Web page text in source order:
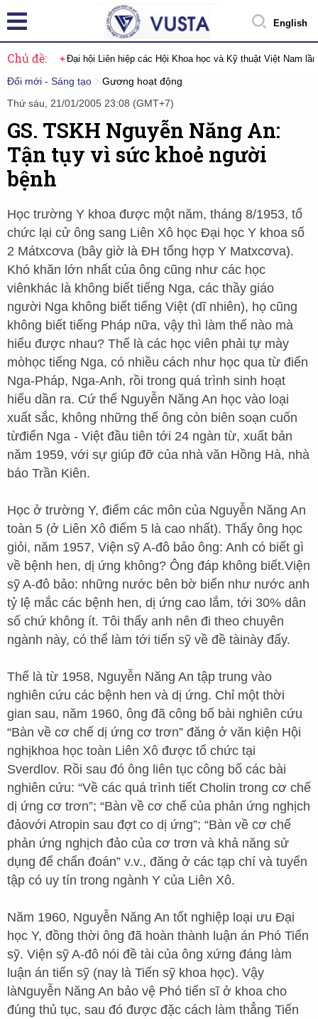
English
Chủ đề: Đại hội Liên hiệp các Hội Khoa học và Kỹ thuật Việt Nam
Đổi mới - Sáng tạo
Gương hoạt động
Thứ sáu, 21/01/2005 23:08 (GMT+7)
GS. TSKH Nguyễn Năng An:
Tận tụy vì sức khoẻ người
bệnh
Học trường Y khoa được một năm, tháng 8/1953, tổ
chức lại cử ông sang Liên Xô học Đại học Y khoa số
2 Mátxcơva (bây giờ là ĐH tổng hợp Y Matxcơva).
Khó khăn lớn nhất của ông cũng như các học
viênkhác là không biết tiếng Nga, các thầy giáo
người Nga không biết tiếng Việt (dĩ nhiên), họ cũng
không biết tiếng Pháp nữa, vậy thì làm thế nào mà
hiểu được nhau? Thế là các học viên phải tự mày
mòhọc tiếng Nga, có nhiều cách như học qua từ điển
Nga-Pháp, Nga-Anh, rồi trong quá trình sinh hoạt
hiểu dần ra. Cứ thế Nguyễn Năng An học vào loại
xuất sắc, không những thế ông còn biên soạn cuốn
từđiển Nga - Việt đầu tiên tới 24 ngàn từ, xuất bản
năm 1959, với sự giúp đỡ của nhà văn Hồng Hà, nhà
báo Trần Kiên.
Học ở trường Y, điểm các môn của Nguyễn Năng An
toàn 5 (ở Liên Xô điểm 5 là cao nhất). Thấy ông học
giỏi, năm 1957, Viện sỹ A-đô bảo ông: Anh có biết gì
về bệnh hen, dị ứng không? Ông đáp không biết.Viện
sỹ A-đô bảo: những nước bên bờ biển như nước anh
tỷ lệ mắc các bệnh hen, dị ứng cao lắm, tới 30% dân
số chứ không ít. Tôi thấy anh nên đi theo chuyên
ngành này, có thể làm tới tiến sỹ về đề tàinày đấy.
Thế là từ 1958, Nguyễn Năng An tập trung vào
nghiên cứu các bệnh hen và dị ứng. Chỉ một thời
gian sau, năm 1960, ông đã công bố bài nghiên cứu
“Bàn về cơ chế dị ứng cơ trơn” đăng ở văn kiện Hội
nghịkhoa học toàn Liên Xô được tổ chức tại
Sverdlov. Rồi sau đó ông liên tục công bố các bài
nghiên cứu: “Về các quá trình tiết Cholin trong cơ chế
dị ứng cơ trơn”; “Bàn về cơ chế của phản ứng nghịch
đảovới Atropin sau đợt co dị ứng”; “Bàn về cơ chế
phản ứng nghịch đảo của cơ trơn và khả năng sử
dụng để chẩn đoán” v.v., đăng ở các tạp chí và tuyển
tập có uy tín trong ngành Y của Liên Xô.
Năm 1960, Nguyễn Năng An tốt nghiệp loại ưu Đại
học Y, đồng thời ông đã hoàn thành luận án Phó Tiến
sỹ. Viện sỹ A-đô nói đề tài của ông xứng đáng làm
luận án tiến sỹ (nay là Tiến sỹ khoa học). Vậy
làNguyễn Năng An bảo vệ Phó tiến sĩ ở khoa cho
đúng thủ tục, sau đó được đặc cách làm thẳng Tiến